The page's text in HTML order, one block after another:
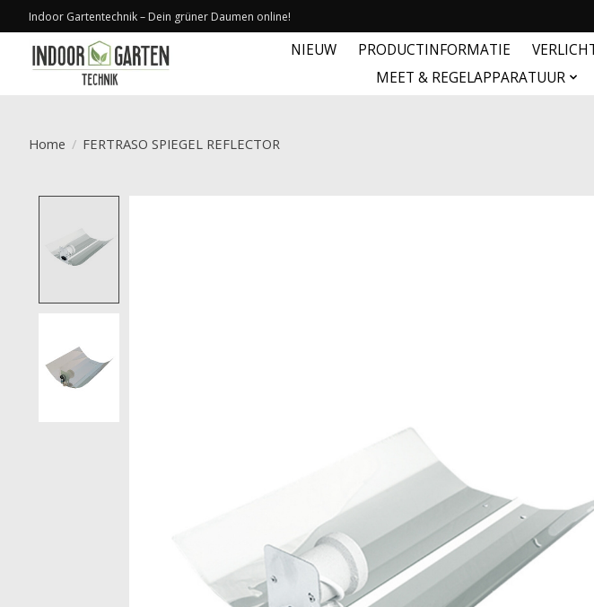
Indoor Gartentechnik – Dein grüner Daumen online!
NIEUW PRODUCTINFORMATIE
MEET & REGELAPPARATUUR
Home / FERTRASO SPIEGEL REFLECTOR